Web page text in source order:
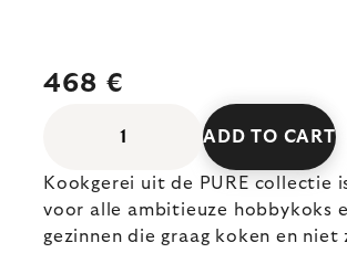
468 €
ADD TO CART
Kookgerei uit de PURE collectie
voor alle ambitieuze hobbykoks
gezinnen die graag koken en niet